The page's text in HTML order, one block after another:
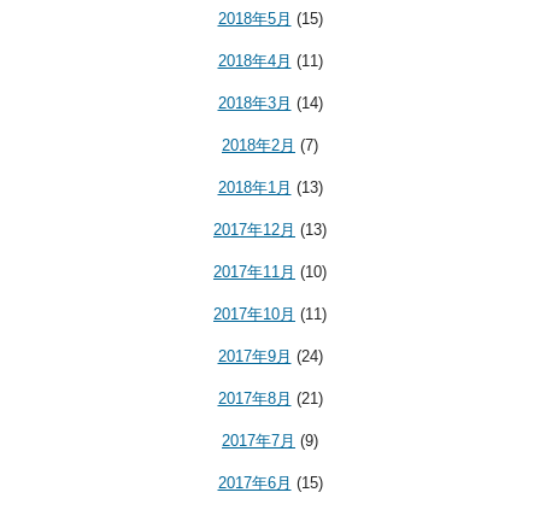
2018年5月 (15)
2018年4月 (11)
2018年3月 (14)
2018年2月 (7)
2018年1月 (13)
2017年12月 (13)
2017年11月 (10)
2017年10月 (11)
2017年9月 (24)
2017年8月 (21)
2017年7月 (9)
2017年6月 (15)